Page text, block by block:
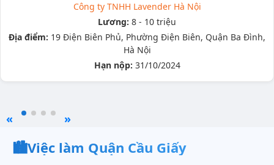
Công ty TNHH Lavender Hà Nội
Lương: 8 - 10 triệu
Địa điểm: 19 Điện Biên Phủ, Phường Điện Biên, Quận Ba Đình,
Hà Nội
Hạn nộp: 31/10/2024
« »
🏙️Việc làm Quận Cầu Giấy